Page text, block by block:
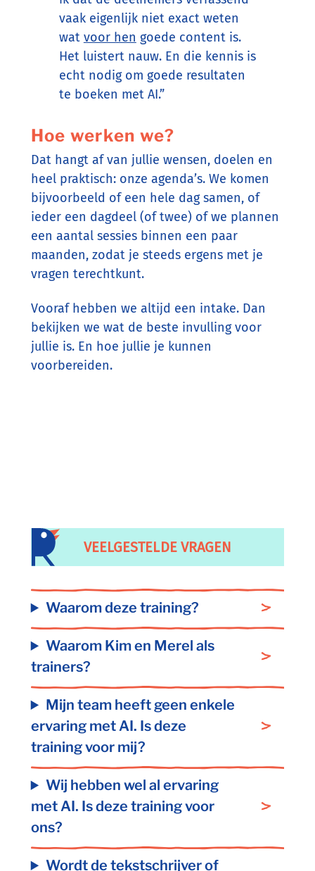
vaak eigenlijk niet exact weten
wat voor hen goede content is.
Het luistert nauw. En die kennis is
echt nodig om goede resultaten
te boeken met AI.”
Hoe werken we?
Dat hangt af van jullie wensen, doelen en
heel praktisch: onze agenda’s. We komen
bijvoorbeeld of een hele dag samen, of
ieder een dagdeel (of twee) of we plannen
een aantal sessies binnen een paar
maanden, zodat je steeds ergens met je
vragen terechtkunt.
Vooraf hebben we altijd een intake. Dan
bekijken we wat de beste invulling voor
jullie is. En hoe jullie je kunnen
voorbereiden.
VEELGESTELDE VRAGEN
Waarom deze training?
Waarom Kim en Merel als
trainers?
Mijn team heeft geen enkele
ervaring met AI. Is deze
training voor mij?
Wij hebben wel al ervaring
met AI. Is deze training voor
ons?
Wordt de tekstschrijver of